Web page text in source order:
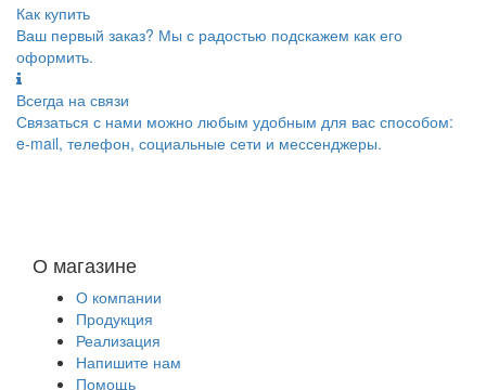
Как купить
Ваш первый заказ? Мы с радостью подскажем как его
оформить.
Всегда на связи
Связаться с нами можно любым удобным для вас способом:
e-mail, телефон, социальные сети и мессенджеры.
О магазине
О компании
Продукция
Реализация
Напишите нам
Помощь